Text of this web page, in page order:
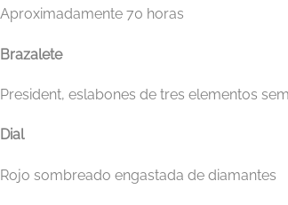
Aproximadamente 70 horas
Brazalete
President, eslabones de tres elementos
Dial
Rojo sombreado engastada de diamantes